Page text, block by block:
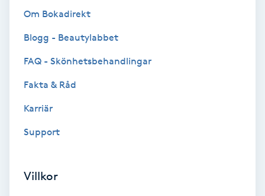
Friskvårdsmassage
Funktionsanalys
Om Bokadirekt
Blogg - Beautylabbet
FAQ - Skönhetsbehandlingar
Fakta & Råd
Karriär
Support
Villkor